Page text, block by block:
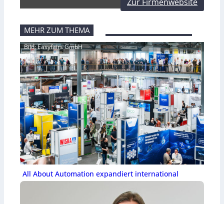
MEHR ZUM THEMA
Bild: Easyfairs GmbH
All About Automation expandiert international